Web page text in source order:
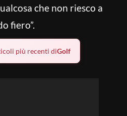
che non riesco a
fiero”.
più recenti diGolf